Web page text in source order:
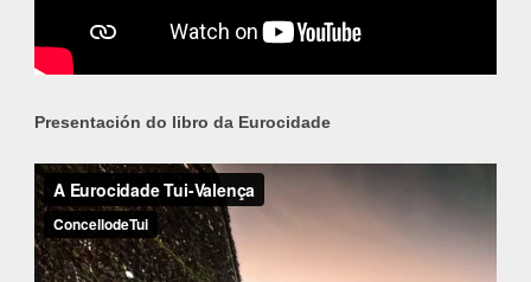
Presentación do libro da Eurocidade